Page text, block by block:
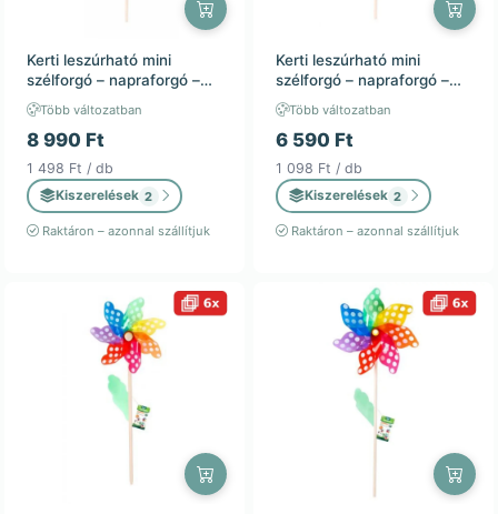
Kerti leszúrható mini
szélforgó – napraforgó –
36x77cm – kültéri
dekoráció / 6db
Több változatban
8 990 Ft
1 498 Ft / db
Kiszerelések 2
Raktáron – azonnal szállítjuk
Kerti leszúrható mini
szélforgó – napraforgó –
28x45cm – kültéri
dekoráció / 6db
Több változatban
6 590 Ft
1 098 Ft / db
Kiszerelések 2
Raktáron – azonnal szállítjuk